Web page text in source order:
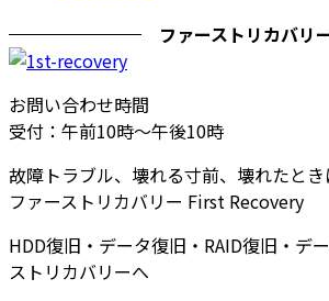
ファーストリカバリ
お問い合わせ時間
受付：午前10時～午後10時
故障トラブル、壊れる寸前、壊れたとき
ファーストリカバリー First Recovery
HDD復旧・データ復旧・RAID復旧・デ
ストリカバリーへ